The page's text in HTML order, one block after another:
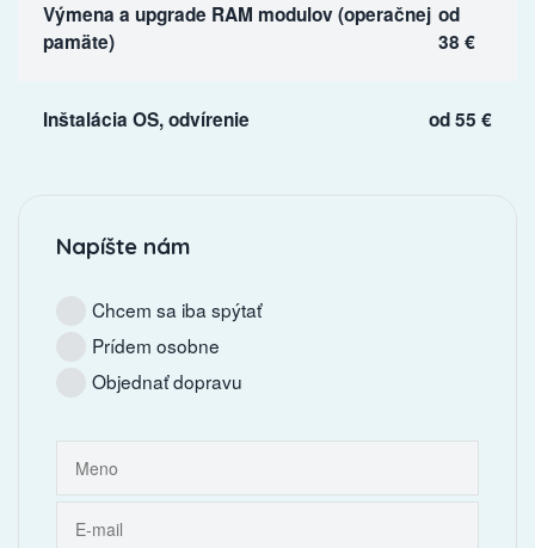
Výmena a upgrade RAM modulov (operačnej
pamäte)
od
38 €
Inštalácia OS, odvírenie od 55 €
Napíšte nám
Chcem sa iba spýtať
Prídem osobne
Objednať dopravu